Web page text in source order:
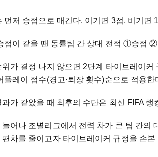
먼저 승점으로 매긴다. 이기면 3점, 비기면
점이 같을 땐 동률팀 간 상대 전적 ①승점
가 결정 나지 않으면 2단계 타이브레이커
플레이 점수(경고·퇴장 횟수)순으로 적용한
가 같았을 때 최후의 수단은 최신 FIFA 랭
어나 조별리그에서 전력 차가 큰 팀 간의
차를 줄이고자 타이브레이커 규정을 손본